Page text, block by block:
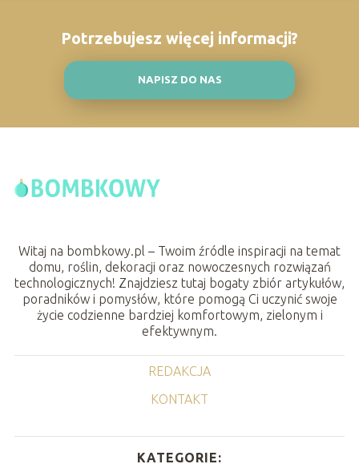
Potrzebujesz więcej informacji?
NAPISZ DO NAS
Witaj na bombkowy.pl – Twoim źródle inspiracji na temat
domu, roślin, dekoracji oraz nowoczesnych rozwiązań
technologicznych! Znajdziesz tutaj bogaty zbiór artykułów,
poradników i pomysłów, które pomogą Ci uczynić swoje
życie codzienne bardziej komfortowym, zielonym i
efektywnym.
REDAKCJA
KONTAKT
KATEGORIE: